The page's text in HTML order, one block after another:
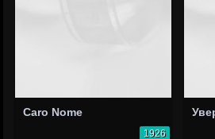
Caro Nome
1926